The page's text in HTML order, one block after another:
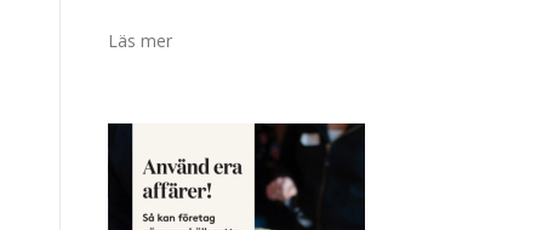
Läs mer